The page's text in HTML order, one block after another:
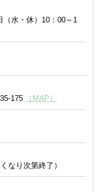
（水・休）10：00～1
175
［MAP］
なり次第終了）